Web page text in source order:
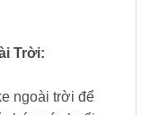
Trời:
ngoài trời để